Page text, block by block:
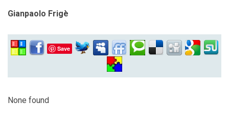
Gianpaolo Frigè
Save
None found